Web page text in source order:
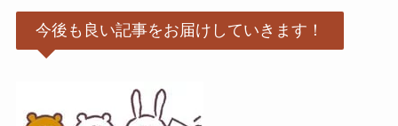
今後も良い記事をお届けしていきます！